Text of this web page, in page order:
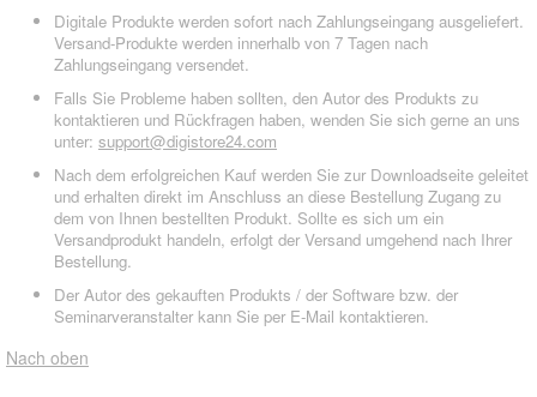
Digitale Produkte werden sofort nach Zahlungseingang ausgeliefert.
Versand-Produkte werden innerhalb von 7 Tagen nach
Zahlungseingang versendet.
Falls Sie Probleme haben sollten, den Autor des Produkts zu
kontaktieren und Rückfragen haben, wenden Sie sich gerne an uns
unter: support@digistore24.com
Nach dem erfolgreichen Kauf werden Sie zur Downloadseite geleitet
und erhalten direkt im Anschluss an diese Bestellung Zugang zu
dem von Ihnen bestellten Produkt. Sollte es sich um ein
Versandprodukt handeln, erfolgt der Versand umgehend nach Ihrer
Bestellung.
Der Autor des gekauften Produkts / der Software bzw. der
Seminarveranstalter kann Sie per E-Mail kontaktieren.
Nach oben